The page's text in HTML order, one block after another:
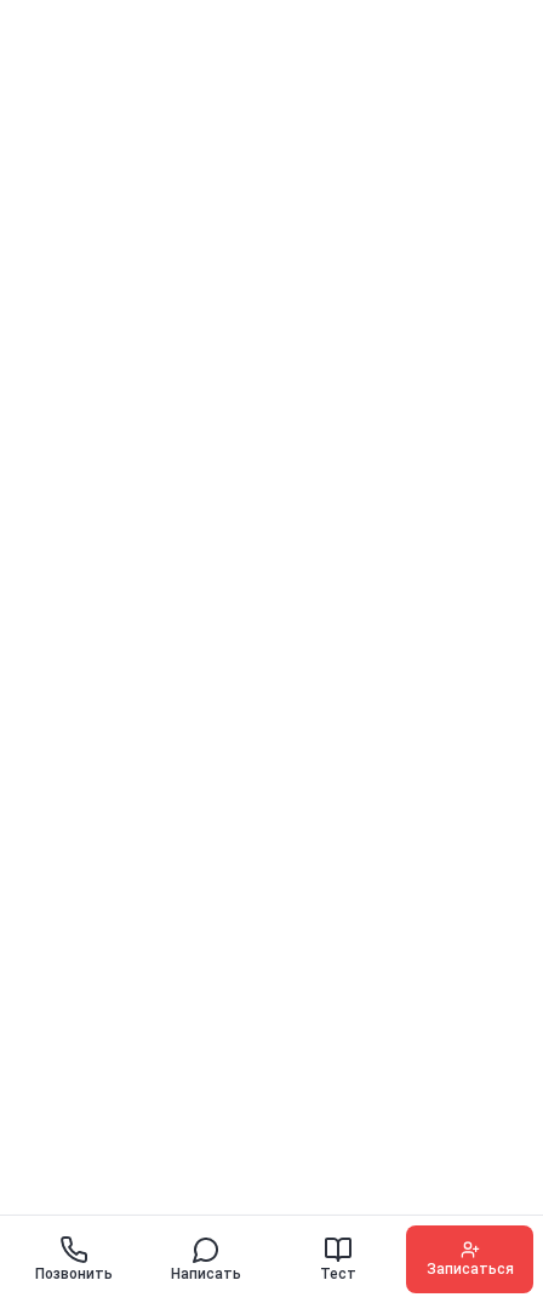
Позвонить Написать Тест Записаться